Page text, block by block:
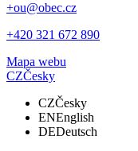
+ou@obec.cz
+420 321 672 890
Mapa webu
CZČesky
CZČesky
ENEnglish
DEDeutsch